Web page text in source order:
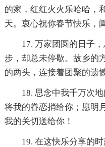
的家，红红火火乐哈哈，
天。衷心祝你春节快乐，
17. 万家团圆的日子
步，却总未停歇。故乡的
的两头，连接着团聚的遗
18. 思念中我千万次
将我的眷恋捎给你；愿明
我的关切送给你！
19. 在这快乐分享的